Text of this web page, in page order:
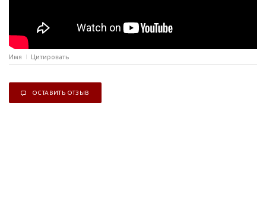
Имя Цитировать
ОСТАВИТЬ ОТЗЫВ